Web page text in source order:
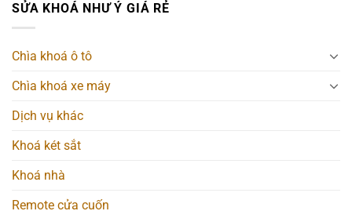
SỬA KHOÁ NHƯ Ý GIÁ RẺ
Chìa khoá ô tô
Chìa khoá xe máy
Dịch vụ khác
Khoá két sắt
Khoá nhà
Remote cửa cuốn